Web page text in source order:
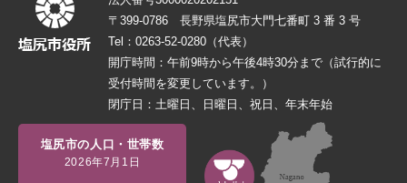
〒399-0786 長野県塩尻市大門七番町 3 番 3 号
Tel：0263-52-0280（代表）
開庁時間：午前9時から午後4時30分まで（試行的に
受付時間を変更しています。）
閉庁日：土曜日、日曜日、祝日、年末年始
塩尻市の人口・世帯数
2026年7月1日